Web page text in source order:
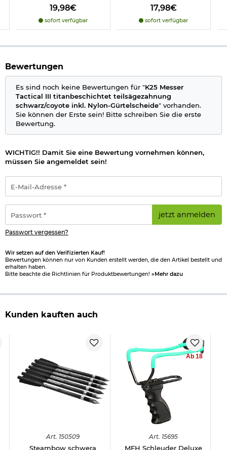
Bestimmte Messer dürfen nicht überall geführt werden,
deshalb beachten Sie bitte folgendenInformationslinküber
Wichtige waffenrechtliche Informationen: Artikel frei ab 18
Jahren - Dieser Artikel kann nur versendet werden, wenn Sie
uns einen Altersnachweiszusenden, sofern uns dieser noch
nicht vorliegt. (bitte den Link:"Altersnachweis"für genaue
Infos anklicken).
Herstellerinformationen
19,98€
sofort verfügbar
17,98€
sofort verfügbar
Bewertungen
Es sind noch keine Bewertungen für "K25 Messer
Tactical III titanbeschichtet teilsägezahnung
schwarz/coyote inkl. Nylon-Gürtelscheide" vorhanden.
Sie können der Erste sein! Bitte schreiben Sie die erste
Bewertung.
WICHTIG!! Damit Sie eine Bewertung vornehmen können,
müssen Sie angemeldet sein!
Mail-
Adresse
*
jetzt anmelden
Passwort vergessen?
Wir setzen auf den Verifizierten Kauf!
Bewertungen können nur von Kunden erstellt werden, die den Artikel bestellt und
erhalten haben.
Bitte beachte die Richtlinien für Produktbewertungen! »Mehr dazu
Kunden kauften auch
Art. 150509
Steambow schwera
Ab 18
Art. 15695
MFH Schleuder Deluxe